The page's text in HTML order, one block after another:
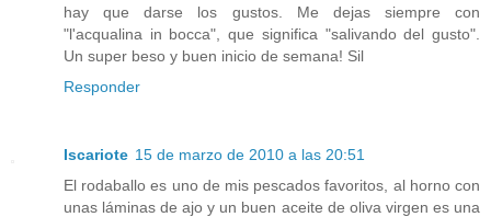
hay que darse los gustos. Me dejas siempre con
"l'acqualina in bocca", que significa "salivando del gusto".
Un super beso y buen inicio de semana! Sil
Responder
Iscariote 15 de marzo de 2010 a las 20:51
El rodaballo es uno de mis pescados favoritos, al horno con
unas láminas de ajo y un buen aceite de oliva virgen es una